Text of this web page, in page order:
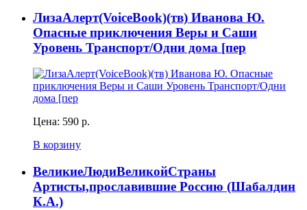
ЛизаАлерт(VoiceBook)(тв) Иванова Ю.
Опасные приключения Веры и Саши
Уровень Транспорт/Одни дома [пер
Цена: 590 р.
В корзину
ВеликиеЛюдиВеликойСтраны
Артисты,прославившие Россию (Шабалдин
К.А.)